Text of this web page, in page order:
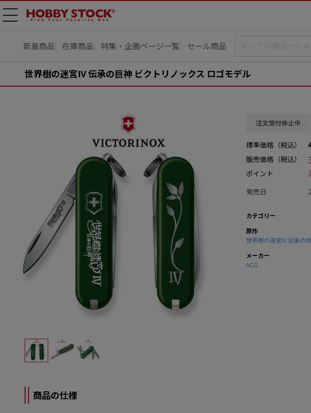
メニ
新着商品 在庫商品 特集・企画ページ一覧 セール商品
世界樹の迷宮IV 伝承の巨神 ビクトリノックス ロゴモデル
注文受付休止中
標準価格（税込）
販売価格（税込）
ポイント
発売日
カテゴリー
原作
世界樹の迷宮IV 伝承の
メーカー
ACG
商品の仕様